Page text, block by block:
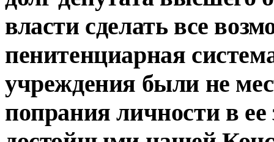
власти сделать все
пенитенциарная
учреждения были не
попрания личности в